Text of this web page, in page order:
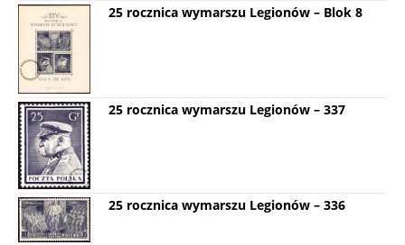
25 rocznica wymarszu Legionów – Blok 8
25 rocznica wymarszu Legionów – 337
25 rocznica wymarszu Legionów – 336